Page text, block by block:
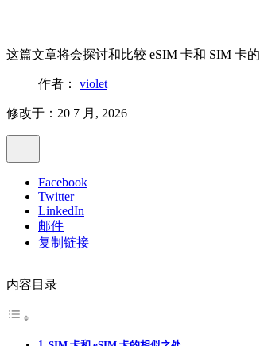
这篇文章将会探讨和比较 eSIM 卡和 SIM 卡
作者： violet
修改于：20 7 月, 2026
Facebook
Twitter
LinkedIn
邮件
复制链接
内容目录